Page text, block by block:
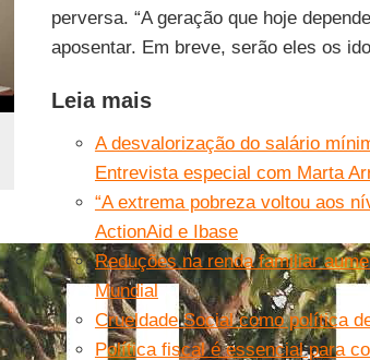
perversa. “A geração que hoje
aposentar. Em breve, serão eles os
Leia mais
A desvalorização do salário
Entrevista especial com Marta
“A extrema pobreza voltou aos
ActionAid e Ibase
Reduções na renda familiar
Mundial
Crueldade Social como política
Política fiscal é essencial para